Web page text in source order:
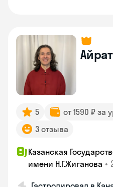
Айрат
5 от 1590 ₽ за
3 отзыва
Казанская
имени Н.Г.Жиганова •